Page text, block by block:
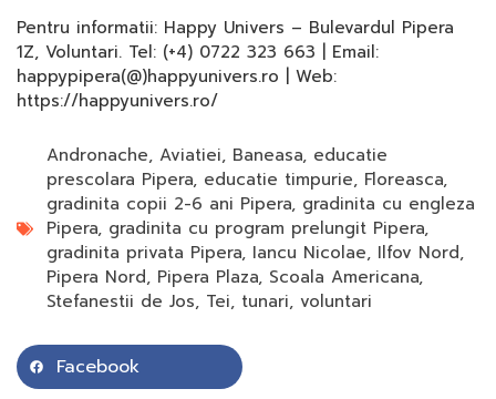
Pentru informatii: Happy Univers – Bulevardul Pipera
1Z, Voluntari. Tel: (+4) 0722 323 663 | Email:
happypipera(@)happyunivers.ro | Web:
https://happyunivers.ro/
Andronache, Aviatiei, Baneasa, educatie
prescolara Pipera, educatie timpurie, Floreasca,
gradinita copii 2-6 ani Pipera, gradinita cu engleza
Pipera, gradinita cu program prelungit Pipera,
gradinita privata Pipera, Iancu Nicolae, Ilfov Nord,
Pipera Nord, Pipera Plaza, Scoala Americana,
Stefanestii de Jos, Tei, tunari, voluntari
Facebook